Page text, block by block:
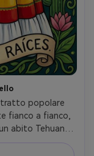
popolare
fianco a fianco,
abito Tehuana,
botanico